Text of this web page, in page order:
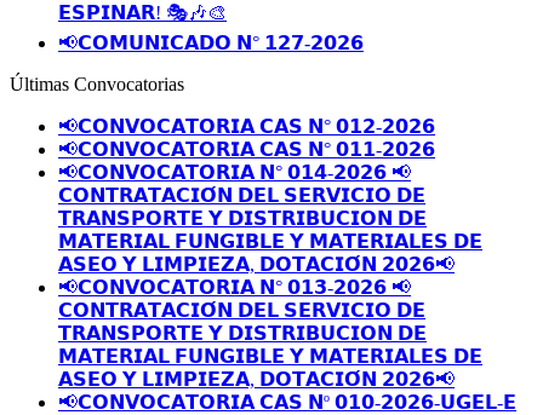
𝗘𝗦𝗣𝗜𝗡𝗔𝗥! 🎭🎶🎨
📢𝗖𝗢𝗠𝗨𝗡𝗜𝗖𝗔𝗗𝗢 𝗡° 𝟭𝟮𝟳-𝟮𝟬𝟮𝟲
Últimas Convocatorias
📢𝗖𝗢𝗡𝗩𝗢𝗖𝗔𝗧𝗢𝗥𝗜𝗔 𝗖𝗔𝗦 𝗡° 𝟬𝟭𝟮-𝟮𝟬𝟮𝟲
📢𝗖𝗢𝗡𝗩𝗢𝗖𝗔𝗧𝗢𝗥𝗜𝗔 𝗖𝗔𝗦 𝗡° 𝟬𝟭𝟭-𝟮𝟬𝟮𝟲
📢𝗖𝗢𝗡𝗩𝗢𝗖𝗔𝗧𝗢𝗥𝗜𝗔 𝗡° 𝟬𝟭𝟰-𝟮𝟬𝟮𝟲 📢
𝗖𝗢𝗡𝗧𝗥𝗔𝗧𝗔𝗖𝗜𝗢́𝗡 𝗗𝗘𝗟 𝗦𝗘𝗥𝗩𝗜𝗖𝗜𝗢 𝗗𝗘
𝗧𝗥𝗔𝗡𝗦𝗣𝗢𝗥𝗧𝗘 𝗬 𝗗𝗜𝗦𝗧𝗥𝗜𝗕𝗨𝗖𝗜𝗢𝗡 𝗗𝗘
𝗠𝗔𝗧𝗘𝗥𝗜𝗔𝗟 𝗙𝗨𝗡𝗚𝗜𝗕𝗟𝗘 𝗬 𝗠𝗔𝗧𝗘𝗥𝗜𝗔𝗟𝗘𝗦 𝗗𝗘
𝗔𝗦𝗘𝗢 𝗬 𝗟𝗜𝗠𝗣𝗜𝗘𝗭𝗔, 𝗗𝗢𝗧𝗔𝗖𝗜𝗢́𝗡 𝟮𝟬𝟮𝟲📢
📢𝗖𝗢𝗡𝗩𝗢𝗖𝗔𝗧𝗢𝗥𝗜𝗔 𝗡° 𝟬𝟭𝟯-𝟮𝟬𝟮𝟲 📢
𝗖𝗢𝗡𝗧𝗥𝗔𝗧𝗔𝗖𝗜𝗢́𝗡 𝗗𝗘𝗟 𝗦𝗘𝗥𝗩𝗜𝗖𝗜𝗢 𝗗𝗘
𝗧𝗥𝗔𝗡𝗦𝗣𝗢𝗥𝗧𝗘 𝗬 𝗗𝗜𝗦𝗧𝗥𝗜𝗕𝗨𝗖𝗜𝗢𝗡 𝗗𝗘
𝗠𝗔𝗧𝗘𝗥𝗜𝗔𝗟 𝗙𝗨𝗡𝗚𝗜𝗕𝗟𝗘 𝗬 𝗠𝗔𝗧𝗘𝗥𝗜𝗔𝗟𝗘𝗦 𝗗𝗘
𝗔𝗦𝗘𝗢 𝗬 𝗟𝗜𝗠𝗣𝗜𝗘𝗭𝗔, 𝗗𝗢𝗧𝗔𝗖𝗜𝗢́𝗡 𝟮𝟬𝟮𝟲📢
📢𝗖𝗢𝗡𝗩𝗢𝗖𝗔𝗧𝗢𝗥𝗜𝗔 𝗖𝗔𝗦 𝗡º 𝟬𝟭𝟬-𝟮𝟬𝟮𝟲-𝗨𝗚𝗘𝗟-𝗘